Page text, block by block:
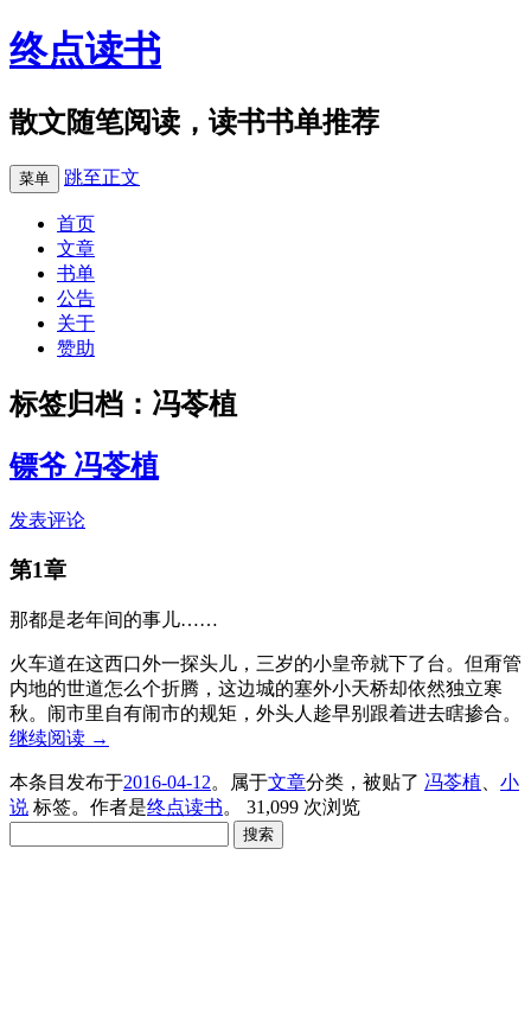
终点读书
散文随笔阅读，读书书单推荐
菜单 跳至正文
首页
文章
书单
公告
关于
赞助
标签归档： 冯苓植
镖爷 冯苓植
发表评论
第1章
那都是老年间的事儿……
火车道在这西口外一探头儿，三岁的小皇帝就下了台。但甭管
内地的世道怎么个折腾，这边城的塞外小天桥却依然独立寒
秋。闹市里自有闹市的规矩，外头人趁早别跟着进去瞎掺合。
继续阅读 →
本条目发布于2016-04-12。属于文章分类，被贴了 冯苓植
小
说 标签。 作者是终点读书。
31,099 次浏览